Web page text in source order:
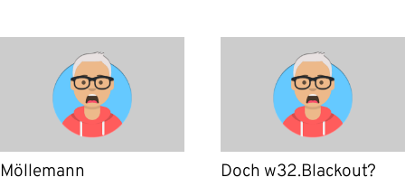
Möllemann Doch w32.Blackout?